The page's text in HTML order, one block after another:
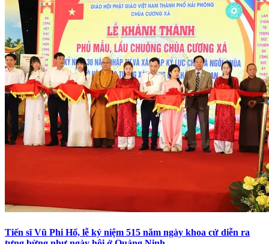
Tiến sĩ Vũ Phi Hổ, lễ kỷ niệm 515 năm ngày khoa cử diễn ra